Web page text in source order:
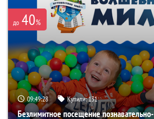
до 40%
09:49:27 Купили:131
Безлимитное посещение познавательно-